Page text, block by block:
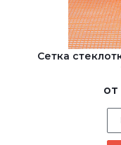
Сетка
от